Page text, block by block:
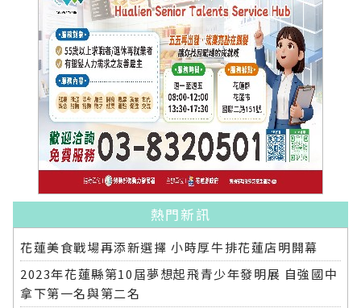
熱門新訊
花蓮美食戰場再添新選擇 小時厚牛排花蓮店明開幕
2023年花蓮縣第10屆夢想起飛青少年發明展 自強國中
拿下第一名與第二名